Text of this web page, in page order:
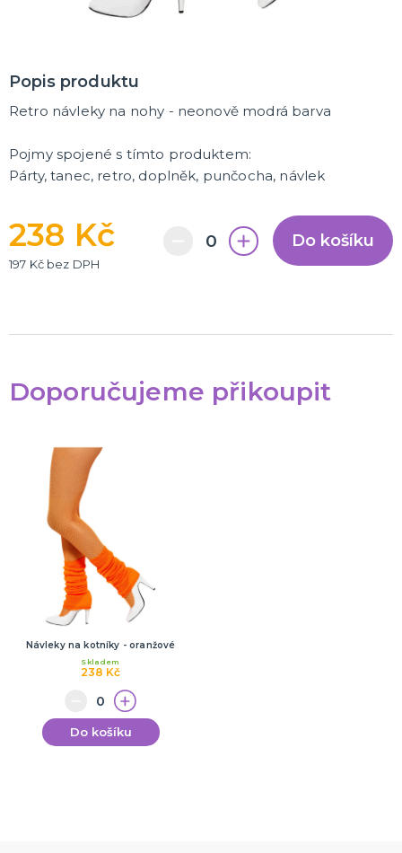
Popis produktu
Retro návleky na nohy - neonově modrá barva
Pojmy spojené s tímto produktem:
Párty, tanec, retro, doplněk, punčocha, návlek
238 Kč
197 Kč bez DPH
Do košíku
Doporučujeme přikoupit
Návleky na kotníky - oranžové
238 Kč
Skladem
Do košíku